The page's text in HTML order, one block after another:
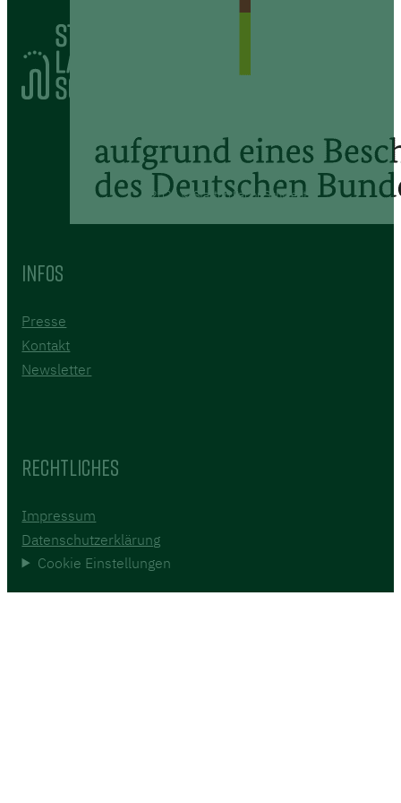
2026 © Startup Labor Schwedt
Infos
Presse
Kontakt
Newsletter
Rechtliches
Impressum
Datenschutzerklärung
Cookie Einstellungen